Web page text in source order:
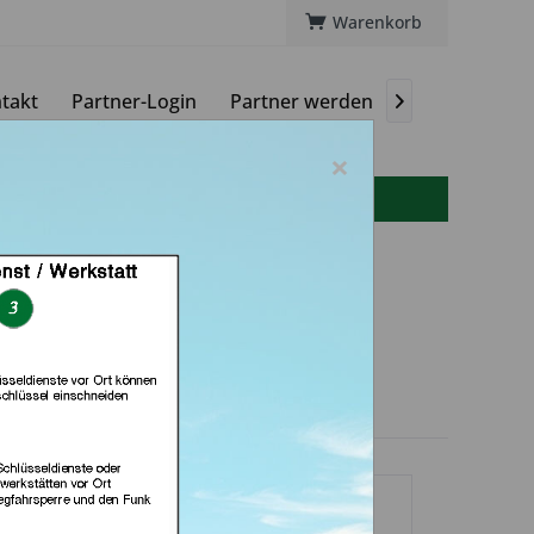
Warenkorb
Partner-Login Partner werden 
GmbH (in Rot am
See)
×